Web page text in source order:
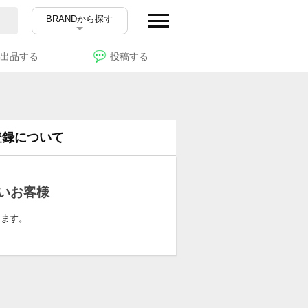
BRANDから探す
出品する 投稿する
について
お客様
す。